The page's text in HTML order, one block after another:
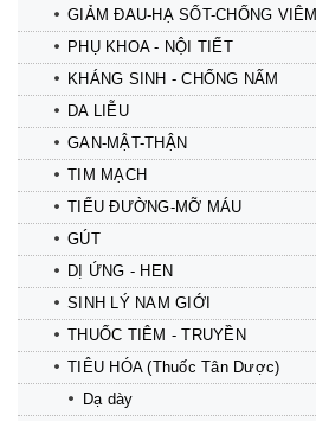
GIẢM ĐAU-HẠ SỐT-CHỐNG VIÊM
PHỤ KHOA - NỘI TIẾT
KHÁNG SINH - CHỐNG NẤM
DA LIỄU
GAN-MẬT-THẬN
TIM MẠCH
TIỂU ĐƯỜNG-MỠ MÁU
GÚT
DỊ ỨNG - HEN
SINH LÝ NAM GIỚI
THUỐC TIÊM - TRUYỀN
TIÊU HÓA (Thuốc Tân Dược)
Dạ dày